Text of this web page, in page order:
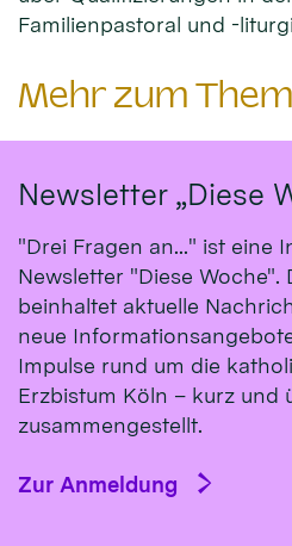
Familienpastoral und -
Mehr zum
Newsletter „Diese
"Drei Fragen an..." ist eine
Newsletter "Diese Woche".
beinhaltet aktuelle
neue
Impulse rund um die
Erzbistum Köln – kurz und
zusammengestellt.
Zur Anmeldung